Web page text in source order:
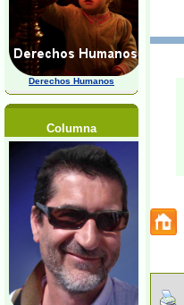
Derechos Humanos
Columna